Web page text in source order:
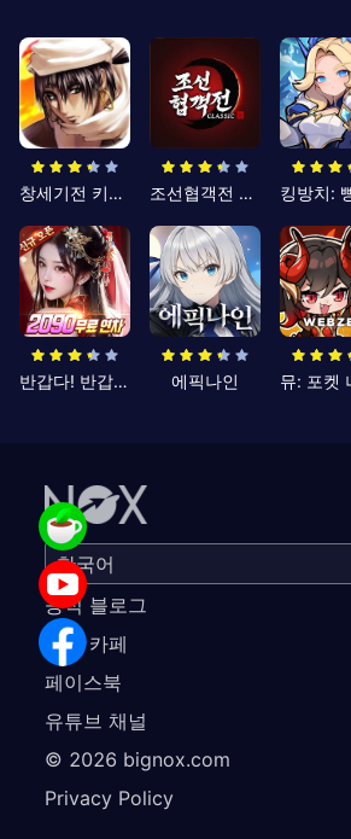
창세기전 키우기 조선협객전 클래식
반갑다! 반갑삼국지 에픽나인
공식 블로그
공식 카페
페이스북
유튜브 채널
© 2026 bignox.com
Privacy Policy